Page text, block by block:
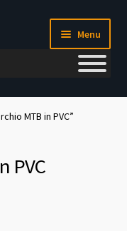
Menu
MTB in PVC”
PVC